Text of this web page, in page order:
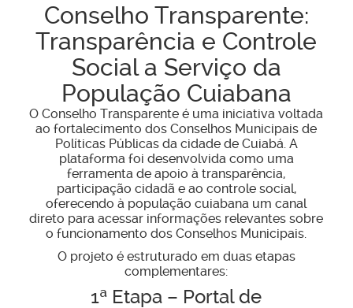
Conselho Transparente:
Transparência e Controle
Social a Serviço da
População Cuiabana
O Conselho Transparente é uma iniciativa voltada
ao fortalecimento dos Conselhos Municipais de
Políticas Públicas da cidade de Cuiabá. A
plataforma foi desenvolvida como uma
ferramenta de apoio à transparência,
participação cidadã e ao controle social,
oferecendo à população cuiabana um canal
direto para acessar informações relevantes sobre
o funcionamento dos Conselhos Municipais.
O projeto é estruturado em duas etapas
complementares:
1ª Etapa – Portal de